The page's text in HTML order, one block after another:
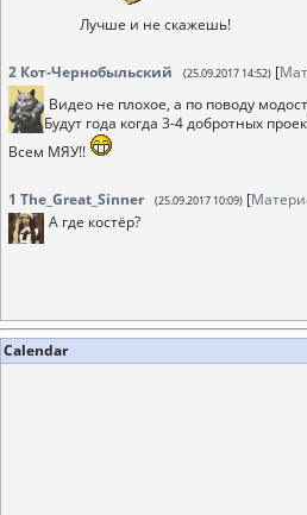
Лучше и не скажешь!
2 Кот-Чернобыльский (25.09.2017 14:52) [
Видео не плохое, а по поводу
Будут года когда 3-4 добротных
Всем МЯУ!!
1 The_Great_Sinner (25.09.2017 10:09) [
А где костёр?
Calendar